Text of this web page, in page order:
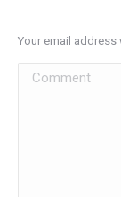
Your email address
Comment